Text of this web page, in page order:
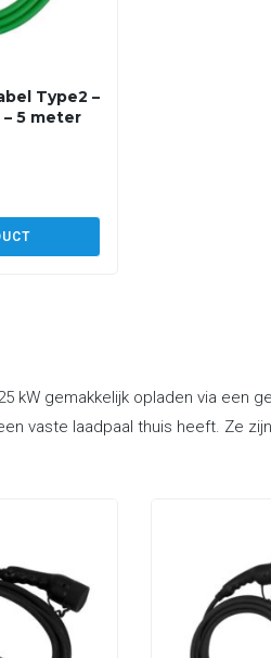
Type2 –
– 5 meter
kW gemakkelijk opladen via
vaste laadpaal thuis heeft. Ze